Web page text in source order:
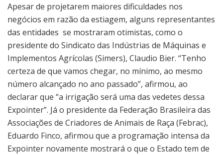
Apesar de projetarem maiores dificuldades nos
negócios em razão da estiagem, alguns representantes
das entidades se mostraram otimistas, como o
presidente do Sindicato das Indústrias de Máquinas e
Implementos Agrícolas (Simers), Claudio Bier. “Tenho
certeza de que vamos chegar, no mínimo, ao mesmo
número alcançado no ano passado”, afirmou, ao
declarar que “a irrigação será uma das vedetes dessa
Expointer”. Já o presidente da Federação Brasileira das
Associações de Criadores de Animais de Raça (Febrac),
Eduardo Finco, afirmou que a programação intensa da
Expointer novamente mostrará o que o Estado tem de